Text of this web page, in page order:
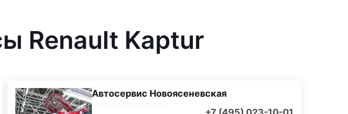
Renault Kaptur
Автосервис Новоясеневская